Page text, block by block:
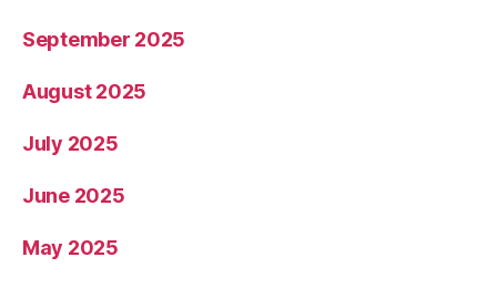
September 2025
August 2025
July 2025
June 2025
May 2025